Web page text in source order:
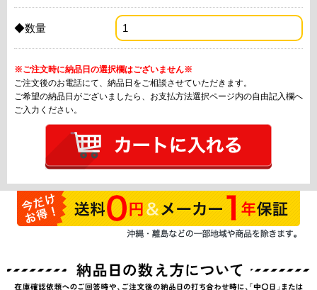
◆数量
※ご注文時に納品日の選択欄はございません※
ご注文後のお電話にて、納品日をご相談させていただきます。
ご希望の納品日がございましたら、お支払方法選択ページ内の自由記入欄へ
ご入力ください。